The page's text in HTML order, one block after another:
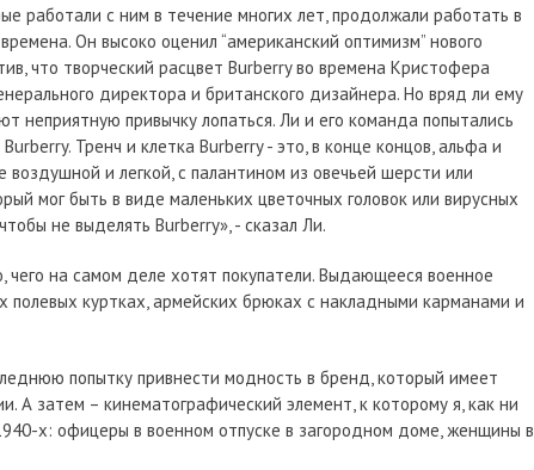
работали с ним в течение многих лет, продолжали работать в
Он высоко оценил “американский оптимизм” нового
что творческий расцвет Burberry во времена Кристофера
директора и британского дизайнера. Но вряд ли ему
неприятную привычку лопаться. Ли и его команда попытались
Тренч и клетка Burberry - это, в конце концов, альфа и
и легкой, с палантином из овечьей шерсти или
мог быть в виде маленьких цветочных головок или вирусных
не выделять Burberry», - сказал Ли.
на самом деле хотят покупатели. Выдающееся военное
куртках, армейских брюках с накладными карманами и
попытку привнести модность в бренд, который имеет
А затем – кинематографический элемент, к которому я, как ни
х: офицеры в военном отпуске в загородном доме, женщины в